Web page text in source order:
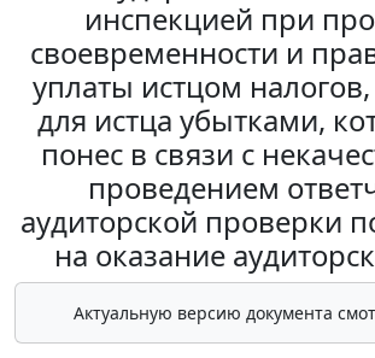
инспекцией при
своевременности и
уплаты истцом
для истца убытками,
понес в связи с
проведением
аудиторской проверки
на оказание
Актуальную версию документа